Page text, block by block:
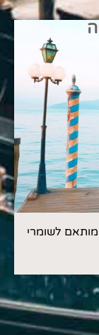
לשומרי